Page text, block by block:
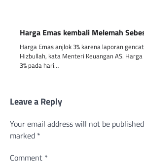
Harga Emas kembali Melemah
Harga Emas anjlok 3% karena laporan
Hizbullah, kata Menteri Keuangan AS.
3% pada hari…
Leave a Reply
Your email address will not be
marked *
Comment *